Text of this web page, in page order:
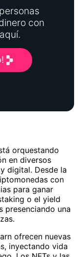
con
orquestando
en diversos
digital. Desde la
con
para ganar
o el yield
presenciando una
ofrecen nuevas
inyectando vida